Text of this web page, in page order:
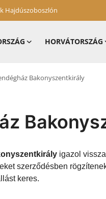
Hajdúszoboszlón
HORVÁTORSZÁG
Bakonyszentkirály
igazol
szerződésben
keres.